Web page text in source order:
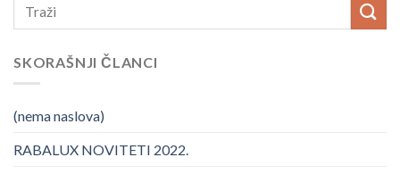
SKORAŠNJI ČLANCI
(nema naslova)
RABALUX NOVITETI 2022.